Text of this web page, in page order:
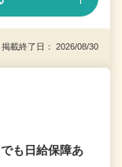
載終了日： 2026/08/30
も日給保障あ